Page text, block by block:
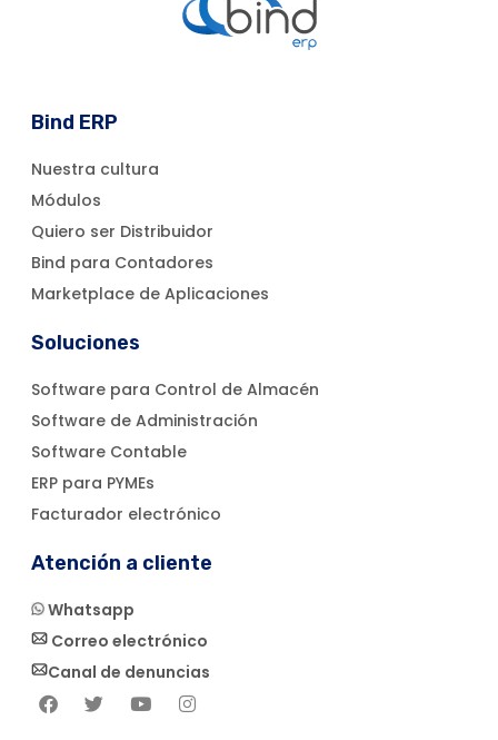
Bind ERP
Nuestra cultura
Módulos
Quiero ser Distribuidor
Bind para Contadores
Marketplace de Aplicaciones
Soluciones
Software para Control de Almacén
Software de Administración
Software Contable
ERP para PYMEs
Facturador electrónico
Atención a cliente
Whatsapp
Correo electrónico
Canal de denuncias